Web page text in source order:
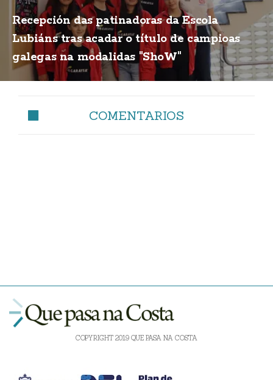
Recepción das patinadoras da Escola
Lubiáns tras acadar o título de campioas
galegas na modalidas "ShoW"
COMENTARIOS
COPYRIGHT 2019 QUE PASA NA COSTA